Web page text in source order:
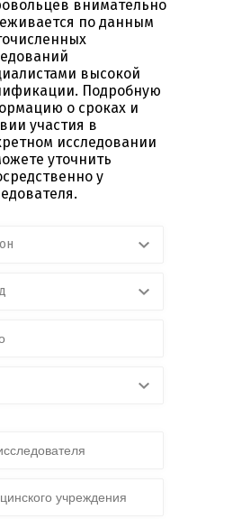
внимательно
по данным
высокой
Подробную
о сроках и
участия в
исследовании
уточнить
у